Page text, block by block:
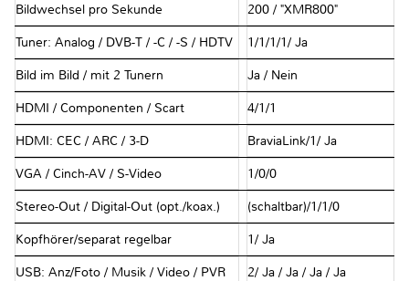
Bildwechsel pro Sekunde 200 / "XMR800"
Tuner: Analog / DVB-T / -C / -S / HDTV 1/1/1/1/ Ja
Bild im Bild / mit 2 Tunern Ja / Nein
HDMI / Componenten / Scart 4/1/1
HDMI: CEC / ARC / 3-D BraviaLink/1/ Ja
VGA / Cinch-AV / S-Video 1/0/0
Stereo-Out / Digital-Out (opt./koax.) (schaltbar)/1/1/0
Kopfhörer/separat regelbar 1/ Ja
USB: Anz/Foto / Musik / Video / PVR 2/ Ja / Ja / Ja / Ja